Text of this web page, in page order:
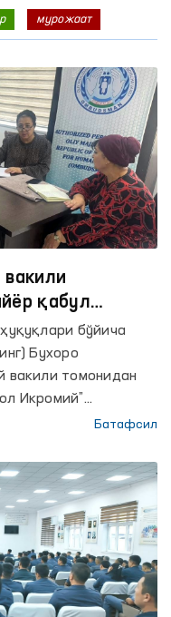
мурожаат
вакили
қабул
бўйича
Бухоро
вакили томонидан
Икромий”
мурожаатларини
Батафсил